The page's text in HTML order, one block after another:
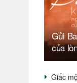
Gửi
của
Giấc